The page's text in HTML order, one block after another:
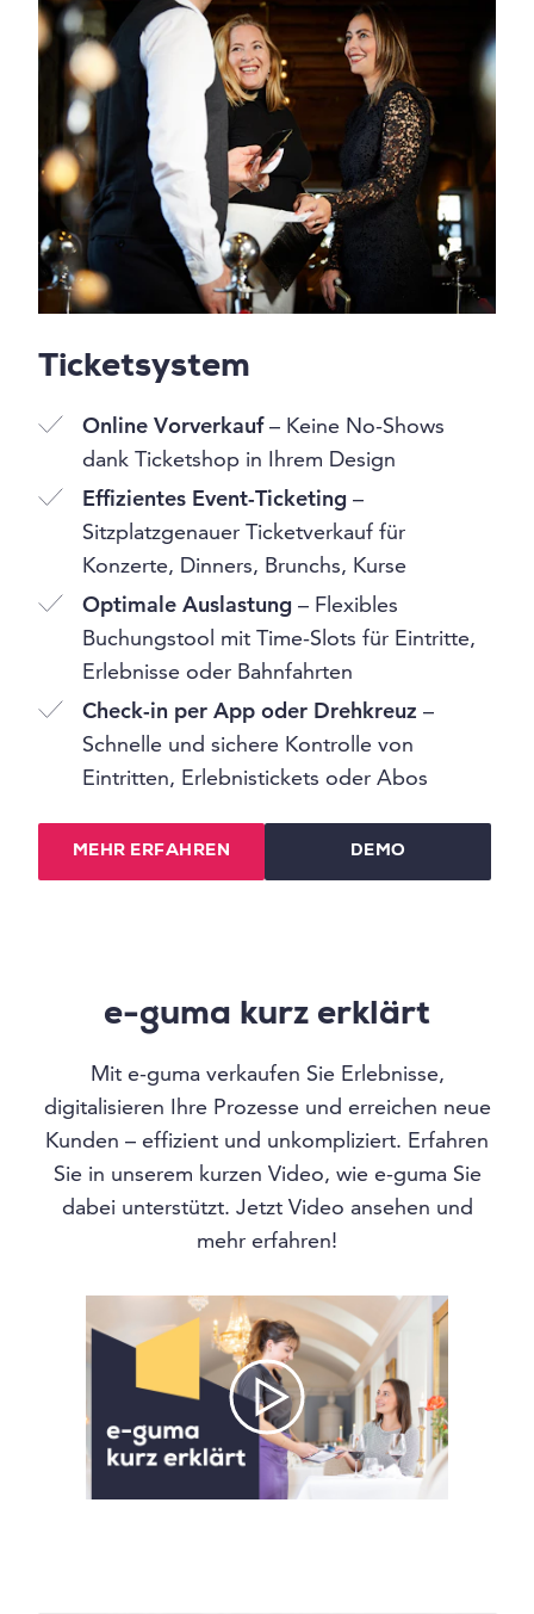
Ticketsystem
Online Vorverkauf– Keine No-Shows
dank Ticketshop in Ihrem Design
Effizientes Event-Ticketing –
Sitzplatzgenauer Ticketverkauf für
Konzerte, Dinners, Brunchs, Kurse
Optimale Auslastung – Flexibles
Buchungstool mit Time-Slots für Eintritte,
Erlebnisse oder Bahnfahrten
Check-in per App oder Drehkreuz –
Schnelle und sichere Kontrolle von
Eintritten, Erlebnistickets oder Abos
MEHR ERFAHREN DEMO
e-guma kurz erklärt
Mit e-guma verkaufen Sie Erlebnisse,
digitalisieren Ihre Prozesse und erreichen neue
Kunden – effizient und unkompliziert. Erfahren
Sie in unserem kurzen Video, wie e-guma Sie
dabei unterstützt. Jetzt Video ansehen und
mehr erfahren!